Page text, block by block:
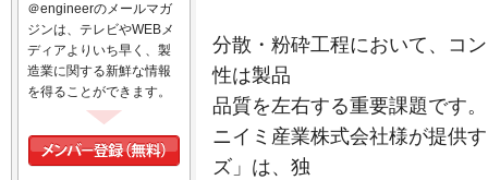
分散・粉砕工程において、コ
性は製品
品質を左右する重要課題です。
ニイミ産業株式会社様が提供
ズ」は、独
＠engineerのメールマガ
ジンは、テレビやWEBメ
ディアよりいち早く、製
造業に関する新鮮な情報
を得ることができます。